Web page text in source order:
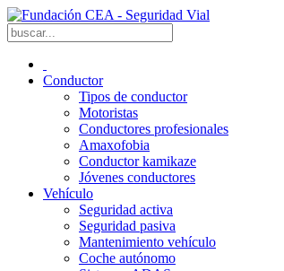
Conductor
Tipos de conductor
Motoristas
Conductores profesionales
Amaxofobia
Conductor kamikaze
Jóvenes conductores
Vehículo
Seguridad activa
Seguridad pasiva
Mantenimiento vehículo
Coche autónomo